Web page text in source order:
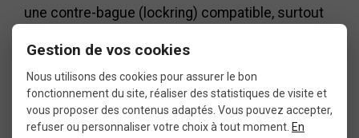
une contre-bague (lockring) compatible, surtout
contre-bague est inversé (pas à gauche) pour
empêcher le dévissage lors des freinages en
rétropédalage.
Gestion de vos cookies
Nous utilisons des cookies pour assurer le bon
fonctionnement du site, réaliser des statistiques de visite et
vous proposer des contenus adaptés. Vous pouvez accepter,
refuser ou personnaliser votre choix à tout moment. En